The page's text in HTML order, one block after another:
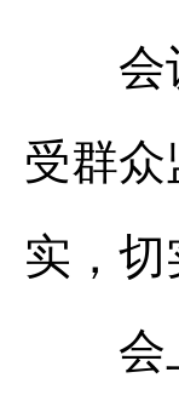
会议
受群
实，
会上